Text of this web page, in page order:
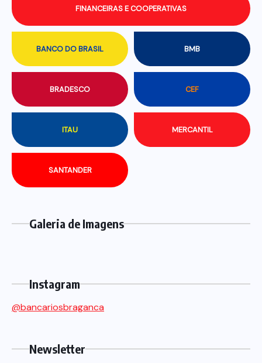
BANCO DO BRASIL BMB
BRADESCO CEF
FINANCEIRAS E COOPERATIVAS
ITAU MERCANTIL
SANTANDER
Galeria de Imagens
Instagram
@bancariosbraganca
Newsletter